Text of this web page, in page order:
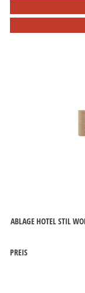
ABLAGE HOTEL STIL
PREIS